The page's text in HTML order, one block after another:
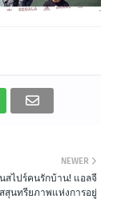
NEWER
สไปร์คนรักบ้าน! แอลจี
สุนทรียภาพแห่งการอยู่